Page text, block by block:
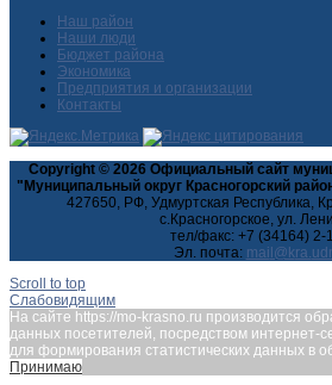
Наш район
Наши люди
Бюджет района
Экономика
Предприятия и организации
Контакты
Copyright © 2026 Официальный сайт
"Муниципальный округ Красногорский
427650, РФ, Удмуртская Республика,
с.Красногорское, ул.
тел/факс: +7 (34164) 2-
Эл. почта:
Scroll to top
Слабовидящим
На сайте https://mo-krasno.ru производится
данных посетителей, посредством интернет-
для формирования статистических данных в
Принимаю